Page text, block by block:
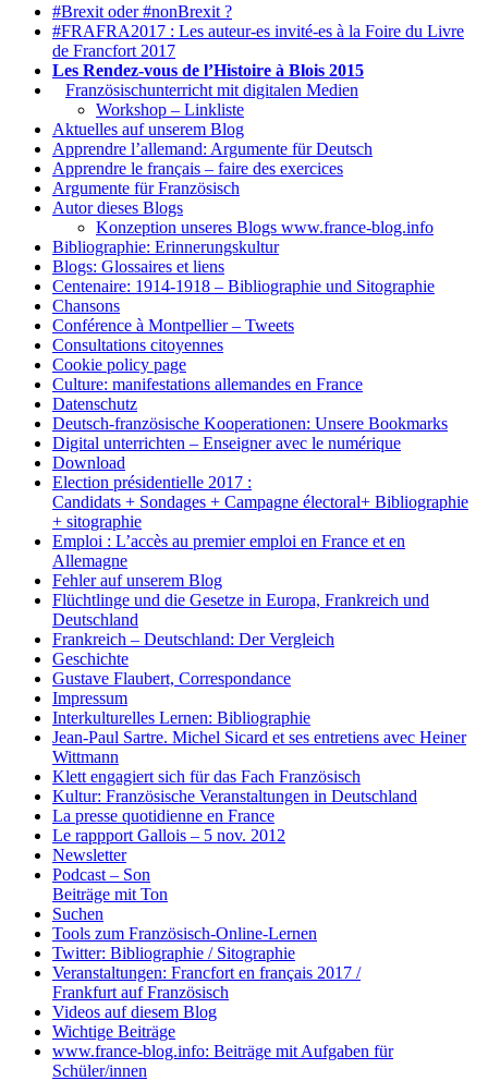
#Brexit oder #nonBrexit ?
#FRAFRA2017 : Les auteur-es invité-es à la Foire du Livre
de Francfort 2017
Les Rendez-vous de l’Histoire à Blois 2015
Französischunterricht mit digitalen Medien
Workshop – Linkliste
Aktuelles auf unserem Blog
Apprendre l’allemand: Argumente für Deutsch
Apprendre le français – faire des exercices
Argumente für Französisch
Autor dieses Blogs
Konzeption unseres Blogs www.france-blog.info
Bibliographie: Erinnerungskultur
Blogs: Glossaires et liens
Centenaire: 1914-1918 – Bibliographie und Sitographie
Chansons
Conférence à Montpellier – Tweets
Consultations citoyennes
Cookie policy page
Culture: manifestations allemandes en France
Datenschutz
Deutsch-französische Kooperationen: Unsere Bookmarks
Digital unterrichten – Enseigner avec le numérique
Download
Election présidentielle 2017 :
Candidats + Sondages + Campagne électoral+ Bibliographie
+ sitographie
Emploi : L’accès au premier emploi en France et en
Allemagne
Fehler auf unserem Blog
Flüchtlinge und die Gesetze in Europa, Frankreich und
Deutschland
Frankreich – Deutschland: Der Vergleich
Geschichte
Gustave Flaubert, Correspondance
Impressum
Interkulturelles Lernen: Bibliographie
Jean-Paul Sartre. Michel Sicard et ses entretiens avec Heiner
Wittmann
Klett engagiert sich für das Fach Französisch
Kultur: Französische Veranstaltungen in Deutschland
La presse quotidienne en France
Le rappport Gallois – 5 nov. 2012
Newsletter
Podcast – Son
Beiträge mit Ton
Suchen
Tools zum Französisch-Online-Lernen
Twitter: Bibliographie / Sitographie
Veranstaltungen: Francfort en français 2017 /
Frankfurt auf Französisch
Videos auf diesem Blog
Wichtige Beiträge
www.france-blog.info: Beiträge mit Aufgaben für
Schüler/innen